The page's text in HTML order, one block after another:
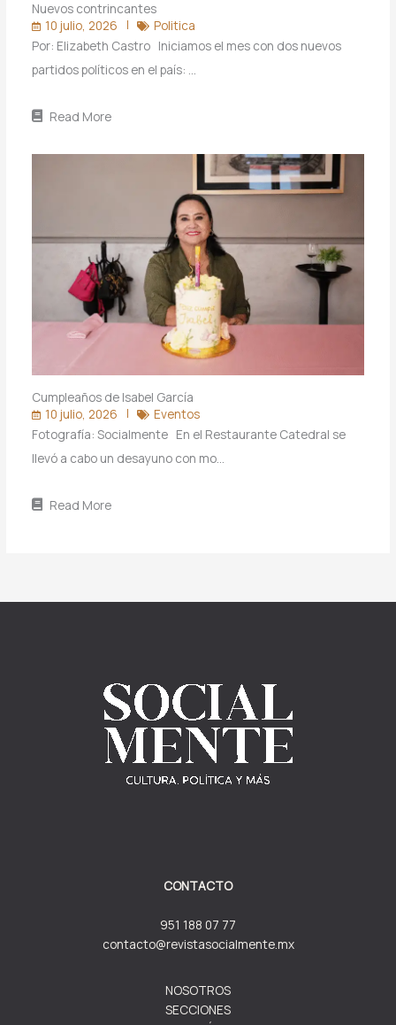
Nuevos contrincantes
10 julio, 2026
Politica
Por: Elizabeth Castro Iniciamos el mes con dos nuevos
partidos políticos en el país: …
Read More
Cumpleaños de Isabel García
10 julio, 2026
Eventos
Fotografía: Socialmente En el Restaurante Catedral se
llevó a cabo un desayuno con mo…
Read More
CONTACTO
951 188 07 77
contacto@revistasocialmente.mx
NOSOTROS
SECCIONES